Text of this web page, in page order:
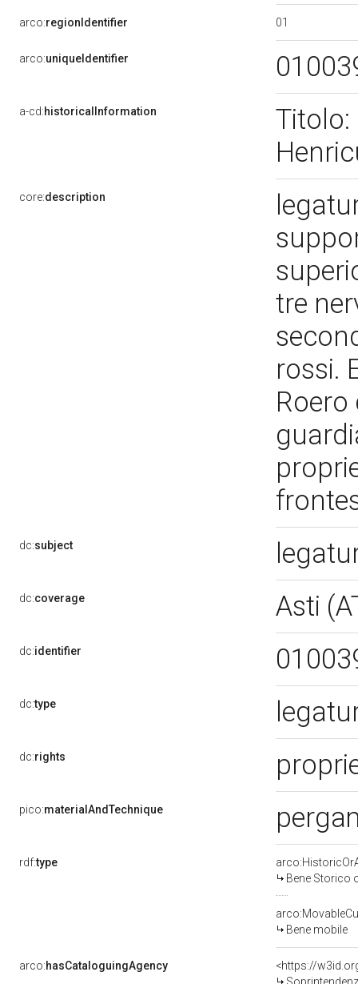
arco:regionIdentifier 01
arco:uniqueIdentifier
a-cd:historicalInformation
Titolo:
core:description
tre
rossi.
dc:subject
dc:coverage Asti
dc:identifier
dc:type
dc:rights
pico:materialAndTechnique
rdf:type
Bene Storico
Bene mobile
arco:hasCataloguingAgency
<https://